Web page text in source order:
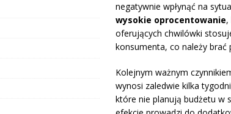
negatywnie wpłynąć na
wysokie oprocentowanie,
oferujących chwilówki
konsumenta, co należy
Kolejnym ważnym
wynosi zaledwie kilka
które nie planują budżetu w